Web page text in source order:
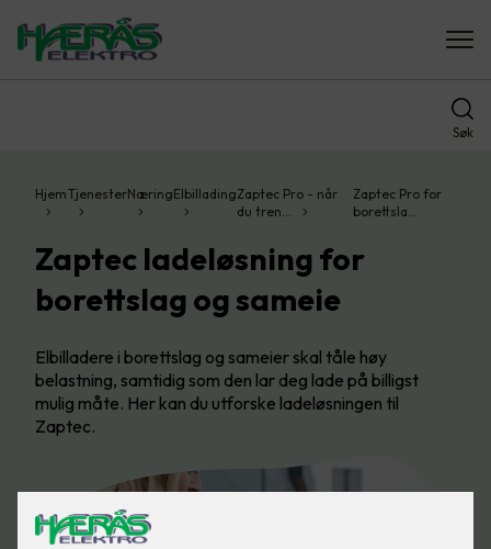
Søk
HjemTjenesterNæringElbilladingZaptec Pro - når
du tren…
Zaptec Pro for
borettsla…
Zaptec ladeløsning for
borettslag og sameie
Elbilladere i borettslag og sameier skal tåle høy
belastning, samtidig som den lar deg lade på billigst
mulig måte. Her kan du utforske ladeløsningen til
Zaptec.